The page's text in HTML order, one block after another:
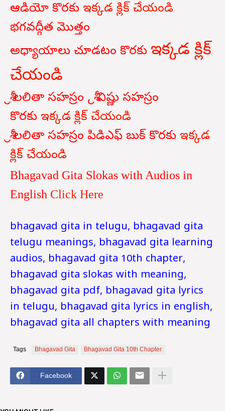
ఆడియో కొరకు ఇక్కడ క్లిక్ చేయండి
భగవద్గీత మొత్తం
అధ్యాయాలు చూడటం కొరకు ఇక్కడ క్లిక్
చేయండి
శ్రీ లలితా సహస్రం , శ్రీ విష్ణు సహస్రం
కొరకు ఇక్కడ క్లిక్ చేయండి
శ్రీ లలితా సహస్రం పిడిఎఫ్ బుక్ కొరకు ఇక్కడ
క్లిక్ చేయండి
Bhagavad Gita Slokas with Audios in
English Click Here
bhagavad gita in telugu, bhagavad gita
telugu meanings, bhagavad gita learning
audios, bhagavad gita 10th chapter,
bhagavad gita slokas with meaning,
bhagavad gita pdf, bhagavad gita lyrics
in telugu, bhagavad gita lyrics in english,
bhagavad gita all chapters with meaning
Tags Bhagavad Gita Bhagavad Gita 10th Chapter
Facebook